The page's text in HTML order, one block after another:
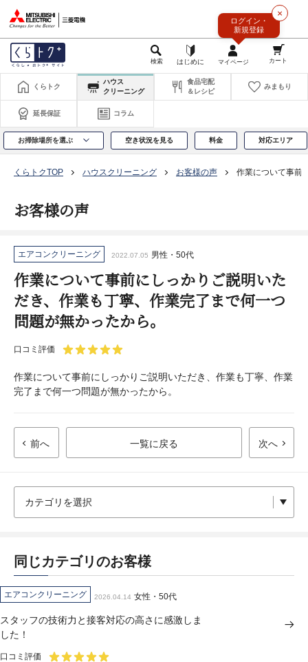
×
ログイン・
新規登録
くらトク
ハウス
クリーニング
食品宅配
＆レシピ
みまもり
延長保証 コラム
お掃除場所を選ぶ 空き状況を見る 料金 対応エリア
くらトクTOP ハウスクリーニング お客様の声 作業について事前
お客様の声
エアコンクリーニング 2022.07.05 男性・50代
作業について事前にしっかりご説明いた
だき、作業も丁寧、作業完了まで何一つ
問題が無かったから。
口コミ評価
作業について事前にしっかりご説明いただき、作業も丁寧、作業
完了まで何一つ問題が無かったから。
前へ 一覧に戻る 次へ
同じカテゴリのお客様
エアコンクリーニング 2026.04.14 女性・50代
スタッフの技術力と接客対応の高さに感激しま
した！
口コミ評価